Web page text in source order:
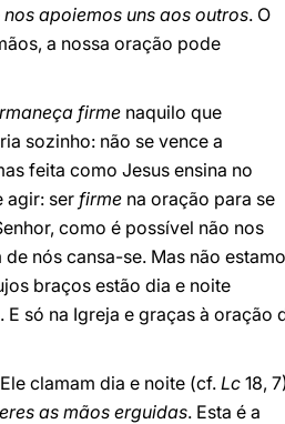
nos apoiemos uns aos outros. O
a nossa oração pode
firme naquilo que
sozinho: não se vence a
feita como Jesus ensina no
agir: ser firme na oração para se
como é possível não nos
nós cansa-se. Mas não
braços estão dia e noite
só na Igreja e graças à oração
clamam dia e noite (cf. Lc 18,
as mãos erguidas. Esta é a